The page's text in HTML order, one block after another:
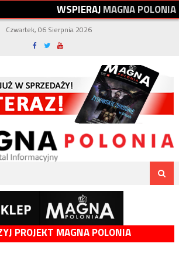
WSPIERAJMAGNAPOLONIA
Czwartek, 06 Sierpnia 2026
PROJEKT MAGNA POLONIA